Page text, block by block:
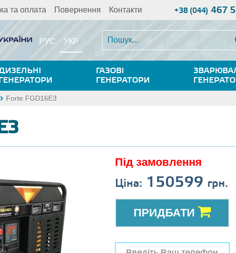
та оплата Повернення Контакти +38 (044) 467
РУС УКР
ГАЗОВІ
ГЕНЕРАТОРИ
Forte FGD16E3
Під замовлення
Ціна: 150599 грн.
ПРИДБАТИ